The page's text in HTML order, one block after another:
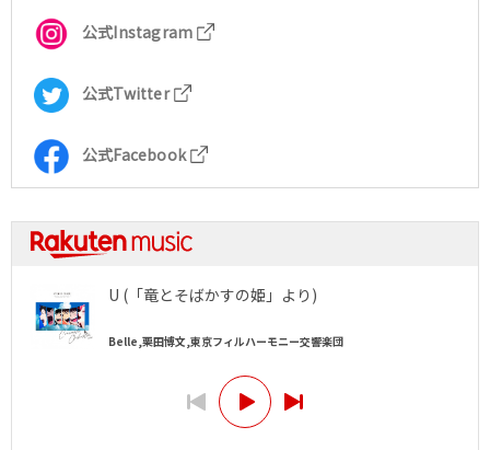
公式Instagram
公式Twitter
公式Facebook